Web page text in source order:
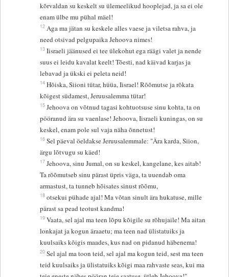
kõrvaldan su keskelt su ülemeelikud hooplejad, ja sa ei ole
enam ülbe mu pühal mäel!
12 Aga ma jätan su keskele alles vaese ja viletsa rahva, ja
need otsivad pelgupaika Jehoova nimes!
13 Iisraeli jäänused ei tee ülekohut ega räägi valet ja nende
suus ei leidu kavalat keelt! Tõesti, nad käivad karjas ja
lebavad ja ükski ei peleta neid!
14 Hõiska, Siioni tütar, hüüa, Iisrael! Rõõmutse ja rõkata
kõigest südamest, Jeruusalemma tütar!
15 Jehoova on võtnud tagasi kohtuotsuse sinu kohta, ta on
pööranud ära su vaenlase! Jehoova, Iisraeli kuningas, on su
keskel, enam pole sul vaja näha õnnetust!
16 Sel päeval öeldakse Jeruusalemmale: "Ära karda, Siion,
ärgu lõtvugu su käed!
17 Jehoova, sinu Jumal, on su keskel, kangelane, kes aitab!
Ta rõõmutseb sinu pärast üpris väga, ta uuendab oma
armastust, ta tunneb hõisates sinust rõõmu,
18 otsekui pühade ajal! Ma võtan sinult ära hukatuse, mille
pärast sa pead teotust kandma!
19 Vaata, sel ajal ma teen lõpu kõigile su rõhujaile! Ma aitan
lonkajat ja kogun äraaetu; ma teen nad ülistatuiks ja
kuulsaiks kõigis maades, kus nad on pidanud häbenema!
20 Sel ajal ma toon teid, sel ajal ma kogun teid, sest ma teen
teid kuulsaiks ja ülistatuiks kõigi maa rahvaste seas, kui ma